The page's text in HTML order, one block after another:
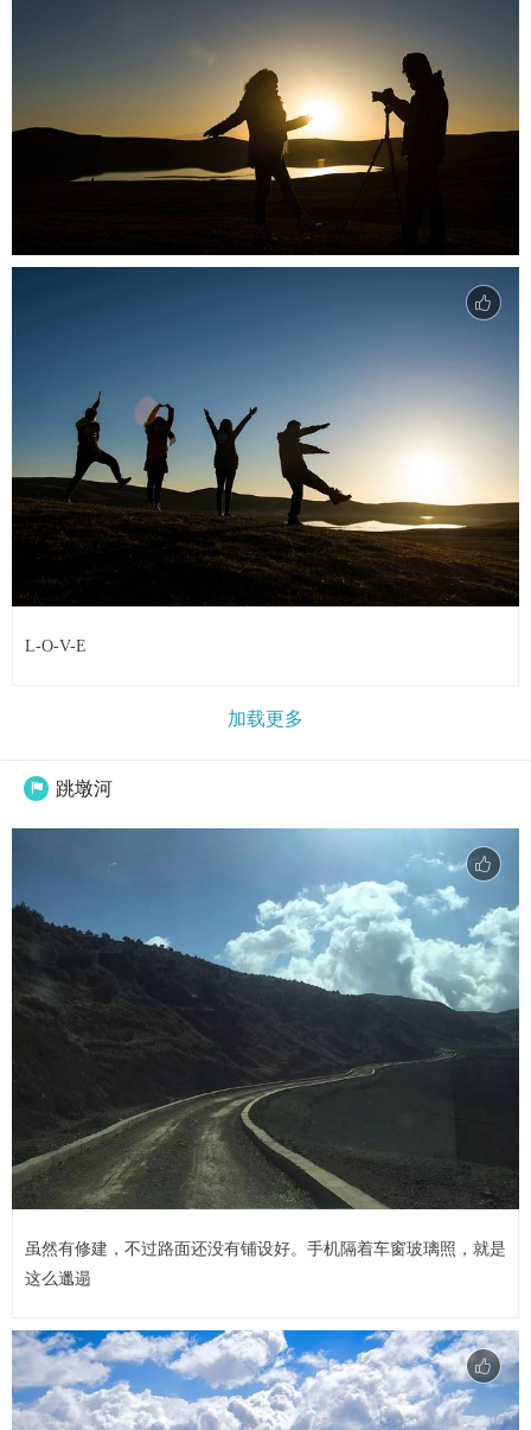
L-O-V-E
加载更多
 跳墩河
虽然有修建，不过路面还没有铺设好。手机隔着车窗玻璃照，就是
这么邋遢